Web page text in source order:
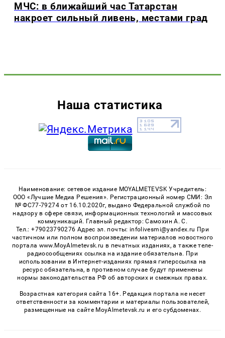
МЧС: в ближайший час Татарстан
накроет сильный ливень, местами град
Наша статистика
Наименование: сетевое издание MOYALMETEVSK Учредитель:
ООО «Лучшие Медиа Решения». Регистрационный номер СМИ: Эл
№ ФС77-79274 от 16.10.2020г, выдано Федеральной службой по
надзору в сфере связи, информационных технологий и массовых
коммуникаций. Главный редактор: Самохин А. С.
Тел.: +79023790276 Адрес эл. почты: infolivesmi@yandex.ru При
частичном или полном воспроизведении материалов новостного
портала www.MoyAlmetevsk.ru в печатных изданиях, а также теле-
радиосообщениях ссылка на издание обязательна. При
использовании в Интернет-изданиях прямая гиперссылка на
ресурс обязательна, в противном случае будут применены
нормы законодательства РФ об авторских и смежных правах.
Возрастная категория сайта 16+. Редакция портала не несет
ответственности за комментарии и материалы пользователей,
размещенные на сайте MoyAlmetevsk.ru и его субдоменах.